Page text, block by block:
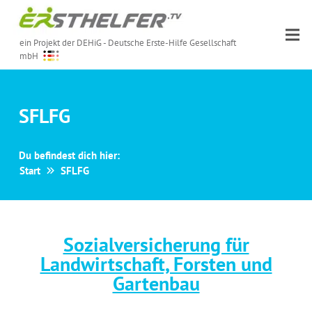
ein Projekt der DEHiG - Deutsche Erste-Hilfe Gesellschaft
mbH
SFLFG
Start SFLFG
Du befindest dich hier:
Sozialversicherung für
Landwirtschaft, Forsten und
Gartenbau